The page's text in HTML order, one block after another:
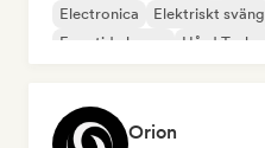
Electronica
Elektriskt sväng
Framtida house
Hård Techno
Orion